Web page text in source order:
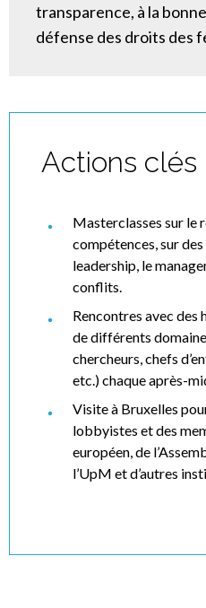
transparence, à la
défense des droits des
Actions clés
Masterclasses sur le
compétences, sur
leadership, le
conflits.
Rencontres avec des
de différents
chercheurs, chefs
etc.) chaque après-
Visite à Bruxelles
lobbyistes et des
européen, de
l’UpM et d’autres